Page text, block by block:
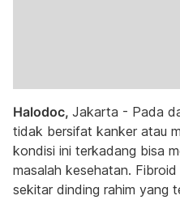
Halodoc, Jakarta - Pada
tidak bersifat kanker atau
kondisi ini terkadang bisa
masalah kesehatan.
sekitar dinding rahim yang